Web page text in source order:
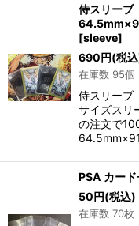
侍スリーブ
[sleeve]
690円(税
在庫数 95個
侍スリーブ
サイズスリ
の注文で
PSA カー
50円(税込)
在庫数 70枚